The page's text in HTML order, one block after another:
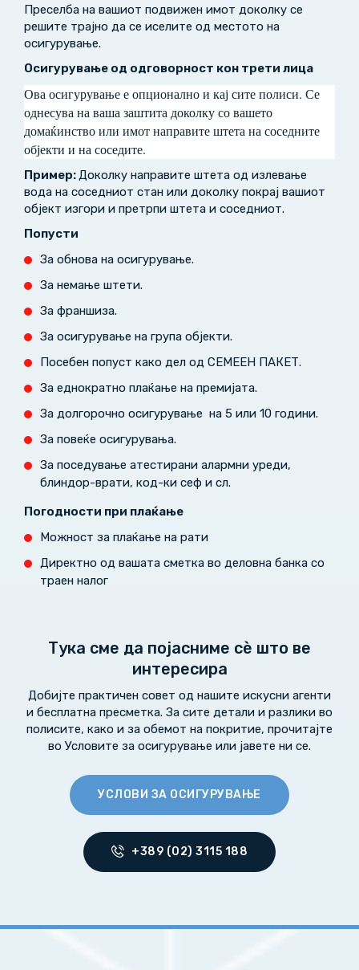
Преселба на вашиот подвижен имот доколку се
решите трајно да се иселите од местото на
осигурување.
Осигурување од одговорност кон трети лица
Ова осигурување е опционално и кај сите полиси. Се
однесува на ваша заштита доколку со вашето
домаќинство или имот направите штета на соседните
објекти и на соседите.
Пример: Доколку направите штета од излевање
вода на соседниот стан или доколку покрај вашиот
објект изгори и претрпи штета и соседниот.
Попусти
За обнова на осигурување.
За немање штети.
За франшиза.
За осигурување на група објекти.
Посебен попуст како дел од СЕМЕЕН ПАКЕТ.
За еднократно плаќање на премијата.
За долгорочно осигурување на 5 или 10 години.
За повеќе осигурувања.
За поседување атестирани алармни уреди,
блиндор-врати, код-ки сеф и сл.
Погодности при плаќање
Можност за плаќање на рати
Директно од вашата сметка во деловна банка со
траен налог
Тука сме да појасниме сѐ што ве
интересира
Добијте практичен совет од нашите искусни агенти
и бесплатна пресметка. За сите детали и разлики во
полисите, како и за обемот на покритие, прочитајте
во Условите за осигурување или јавете ни се.
УСЛОВИ ЗА ОСИГУРУВАЊЕ
+389 (02) 3115 188